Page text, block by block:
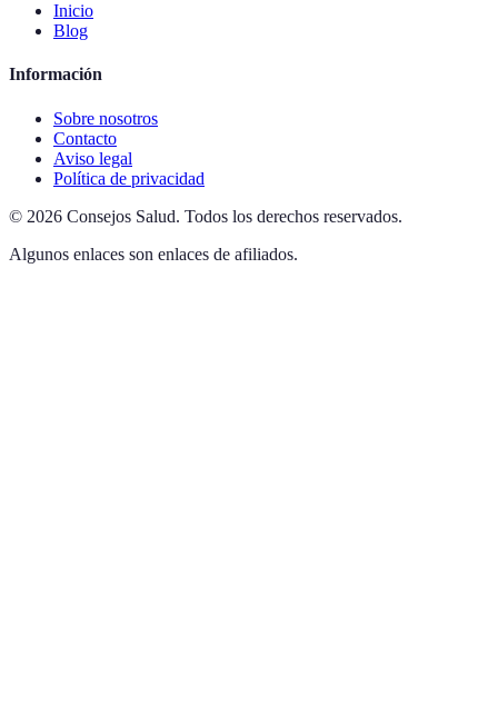
Inicio
Blog
Información
Sobre nosotros
Contacto
Aviso legal
Política de privacidad
© 2026 Consejos Salud. Todos los derechos reservados.
Algunos enlaces son enlaces de afiliados.